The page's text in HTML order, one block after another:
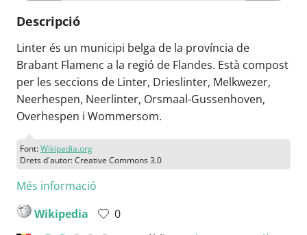
Descripció
Linter és un municipi belga de la província de
Brabant Flamenc a la regió de Flandes. Està compost
per les seccions de Linter, Drieslinter, Melkwezer,
Neerhespen, Neerlinter, Orsmaal-Gussenhoven,
Overhespen i Wommersom.
Font:Wikipedia.org
Drets d'autor: Creative Commons 3.0
Més informació
Wikipedia
0